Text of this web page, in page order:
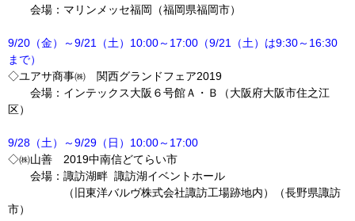
会場：マリンメッセ福岡（福岡県福岡市）
9/20 （金）～9/21（土）10:00～17:00（9/21（土）は9:30～16:30
まで）
◇ユアサ商事㈱ 関西グランドフェア2019
会場：インテックス大阪６号館Ａ・Ｂ（大阪府大阪市住之江
区）
9/28 （土）～9/29（日）10:00～17:00
◇㈱山善 2019中南信どてらい市
会場：諏訪湖畔 諏訪湖イベントホール
（旧東洋バルヴ株式会社諏訪工場跡地内）（長野県諏訪
市）